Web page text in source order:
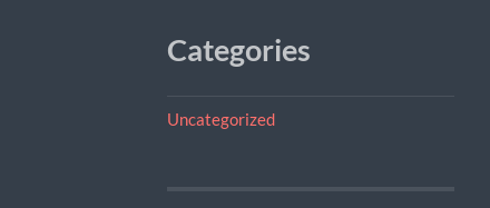
Categories
Uncategorized